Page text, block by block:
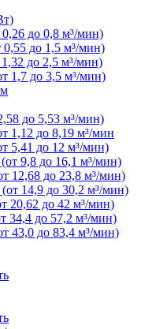
до 0,8 м³/мин)
0,55 до 1,5 м³/мин)
до 2,5 м³/мин)
1,7 до 3,5 м³/мин)
до 5,53 м³/мин)
1,12 до 8,19 м³/мин
5,41 до 12 м³/мин)
9,8 до 16,1 м³/мин)
12,68 до 23,8 м³/мин)
14,9 до 30,2 м³/мин)
20,62 до 42 м³/мин)
34,4 до 57,2 м³/мин)
43,0 до 83,4 м³/мин)